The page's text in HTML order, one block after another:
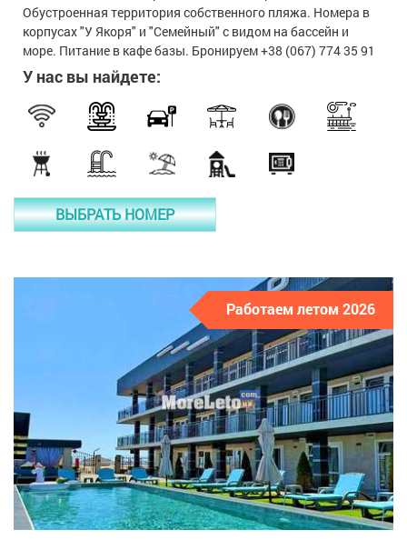
Обустроенная территория собственного пляжа. Номера в
корпусах "У Якоря" и "Семейный" с видом на бассейн и
море. Питание в кафе базы. Бронируем +38 (067) 774 35 91
У нас вы найдете:
ВЫБРАТЬ НОМЕР
Работаем летом 2026